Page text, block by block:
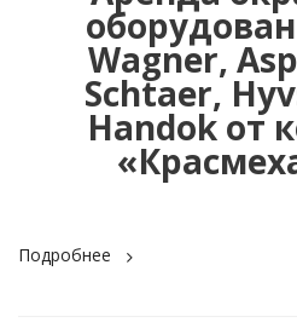
Wagner,
Schtaer,
Handok от
Подробнее